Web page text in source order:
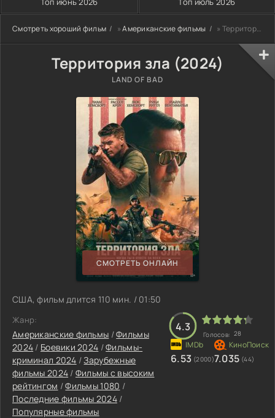
Смотреть хороший фильм »Американские фильмы » Территория зла (2024)
Территория зла (2024)
LAND OF BAD
СМОТРЕТЬ ОНЛАЙН
США, фильм длится 110 мин. / 01:50
Жанр:
Американские фильмы /Фильмы
2024 / Боевики 2024 /Фильмы-
криминал 2024 /Зарубежные
фильмы 2024 / Фильмы с высоким
рейтингом /Фильмы 1080 /
Последние фильмы 2024/
Популярные фильмы
4.3
Голосов: 28
6.53 (2000)7.035 (44)